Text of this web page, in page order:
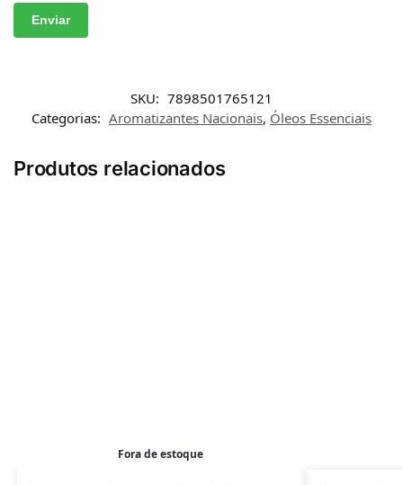
SKU: 7898501765121
Categorias: Aromatizantes Nacionais, Óleos Essenciais
Produtos relacionados
Fora de estoque